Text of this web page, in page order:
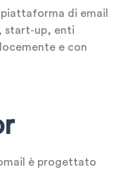
di email
start-up, enti
e con
è progettato